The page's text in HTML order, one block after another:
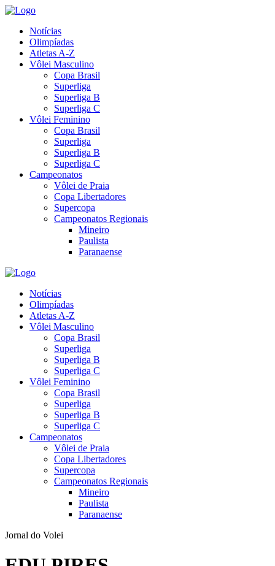
Notícias
Olimpíadas
Atletas A-Z
Vôlei Masculino
Copa Brasil
Superliga
Superliga B
Superliga C
Vôlei Feminino
Copa Brasil
Superliga
Superliga B
Superliga C
Campeonatos
Vôlei de Praia
Copa Libertadores
Supercopa
Campeonatos Regionais
Mineiro
Paulista
Paranaense
Notícias
Olimpíadas
Atletas A-Z
Vôlei Masculino
Copa Brasil
Superliga
Superliga B
Superliga C
Vôlei Feminino
Copa Brasil
Superliga
Superliga B
Superliga C
Campeonatos
Vôlei de Praia
Copa Libertadores
Supercopa
Campeonatos Regionais
Mineiro
Paulista
Paranaense
Jornal do Volei